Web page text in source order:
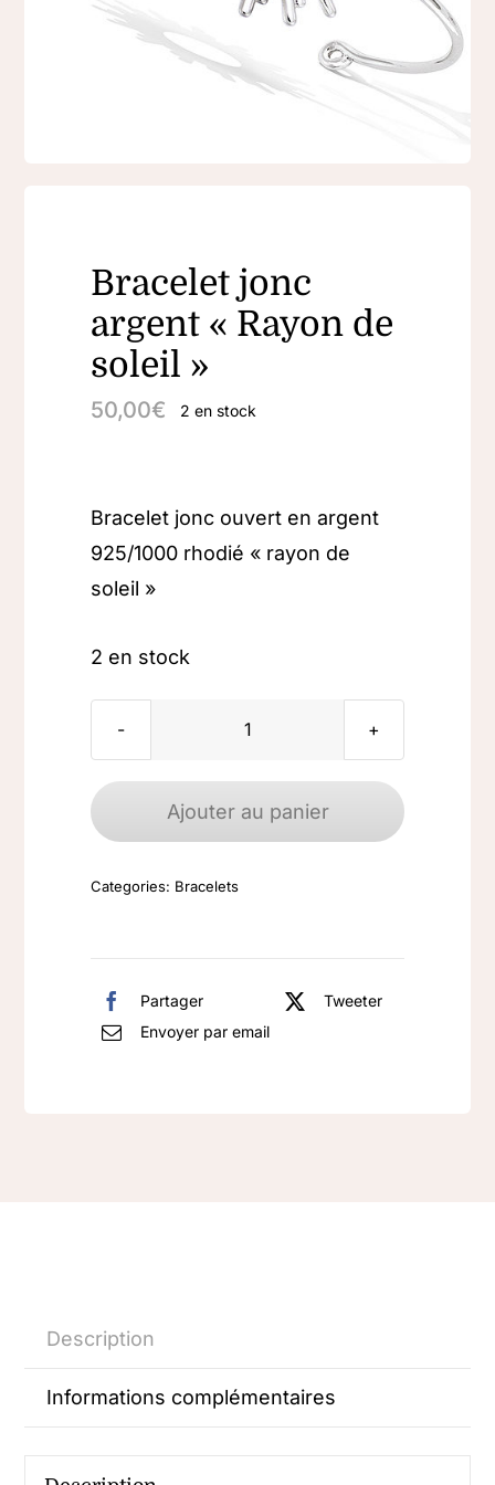
Bracelet jonc
argent « Rayon de
soleil »
50,00€ 2 en stock
Bracelet jonc ouvert en argent
925/1000 rhodié « rayon de
soleil »
2 en stock
quantité
Bracelet
Ajouter au panier
Categories: Bracelets
Partager
Tweeter
Envoyer par email
Description
Informations complémentaires